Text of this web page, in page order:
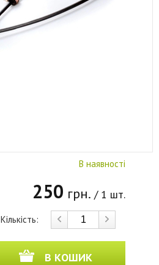
В наявності
250 грн. / 1 шт.
Кількість:
В КОШИК